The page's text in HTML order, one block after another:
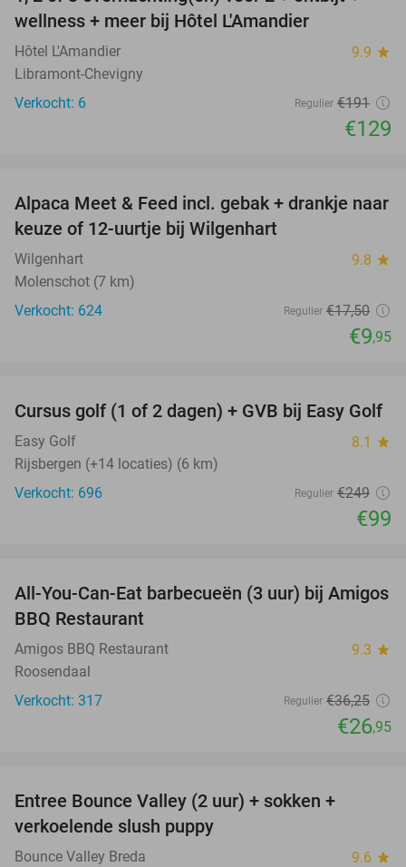
TODAY
wellness + meer bij Hôtel L'Amandier
Hôtel L'Amandier 9.9 star
Libramont-Chevigny
Verkocht: 6
Regulier €191
€129
43%
Alpaca Meet & Feed incl. gebak + drankje naar
keuze of 12-uurtje bij Wilgenhart
Wilgenhart 9.8 star
Molenschot (7 km)
Verkocht: 624
Regulier €17,50
€9,95
60%
Cursus golf (1 of 2 dagen) + GVB bij Easy Golf
Easy Golf 8.1 star
Rijsbergen (+14 locaties) (6 km)
Verkocht: 696
Regulier €249
€99
26%
All-You-Can-Eat barbecueën (3 uur) bij Amigos
BBQ Restaurant
Amigos BBQ Restaurant 9.3 star
Roosendaal
Verkocht: 317
Regulier €36,25
€26,95
Entree Bounce Valley (2 uur) + sokken +
verkoelende slush puppy
Bounce Valley Breda 9.6 star